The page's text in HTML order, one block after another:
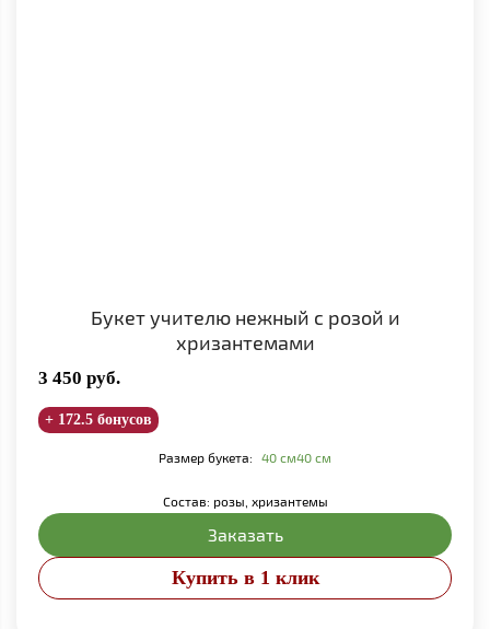
Букет учителю нежный с розой и
хризантемами
3 450 руб.
+ 172.5 бонусов
Размер букета: 40 см40 см
Состав: розы, хризантемы
Заказать
Купить в 1 клик